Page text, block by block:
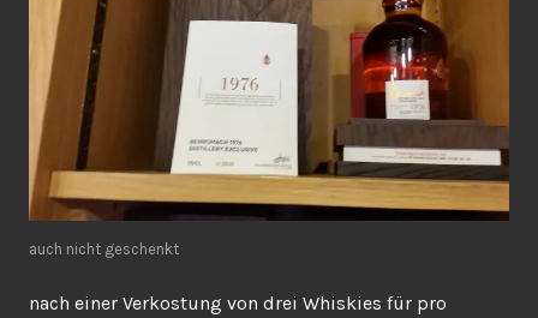
auch nicht geschenkt
nach einer Verkostung von drei Whiskies für pro